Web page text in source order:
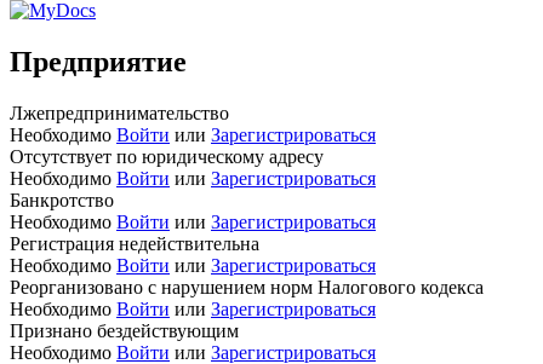
Предприятие
Лжепредпринимательство
Необходимо Войти или Зарегистрироваться
Отсутствует по юридическому адресу
Необходимо Войти или Зарегистрироваться
Банкротство
Необходимо Войти или Зарегистрироваться
Регистрация недействительна
Необходимо Войти или Зарегистрироваться
Реорганизовано с нарушением норм Налогового кодекса
Необходимо Войти или Зарегистрироваться
Признано бездействующим
Необходимо Войти или Зарегистрироваться